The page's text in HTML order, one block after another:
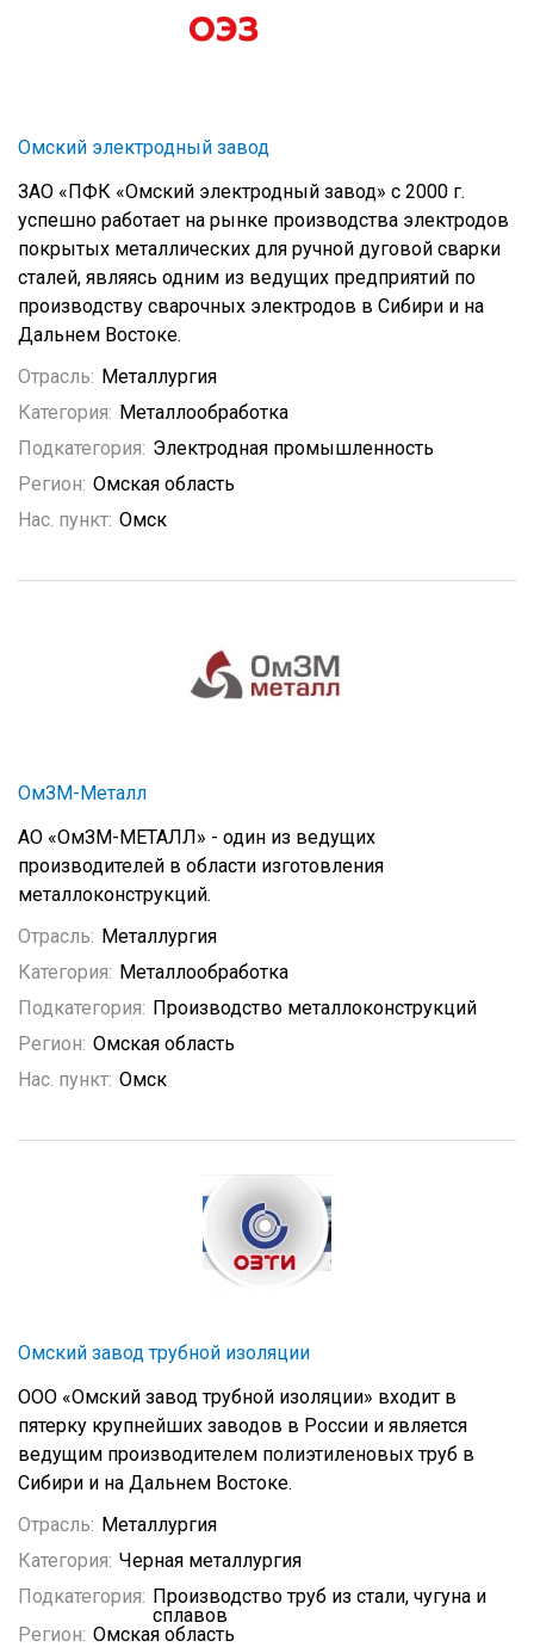
Омский электродный завод
ЗАО «ПФК «Омский электродный завод» с 2000 г.
успешно работает на рынке производства электродов
покрытых металлических для ручной дуговой сварки
сталей, являясь одним из ведущих предприятий по
производству сварочных электродов в Сибири и на
Дальнем Востоке.
Отрасль: Металлургия
Категория: Металлообработка
Подкатегория: Электродная промышленность
Регион: Омская область
Нас. пункт: Омск
ОмЗМ-Металл
АО «ОмЗМ-МЕТАЛЛ» - один из ведущих
производителей в области изготовления
металлоконструкций.
Отрасль: Металлургия
Категория: Металлообработка
Подкатегория: Производство металлоконструкций
Регион: Омская область
Нас. пункт: Омск
Омский завод трубной изоляции
ООО «Омский завод трубной изоляции» входит в
пятерку крупнейших заводов в России и является
ведущим производителем полиэтиленовых труб в
Сибири и на Дальнем Востоке.
Отрасль: Металлургия
Категория: Черная металлургия
Подкатегория: Производство труб из стали, чугуна и
сплавов
Регион: Омская область